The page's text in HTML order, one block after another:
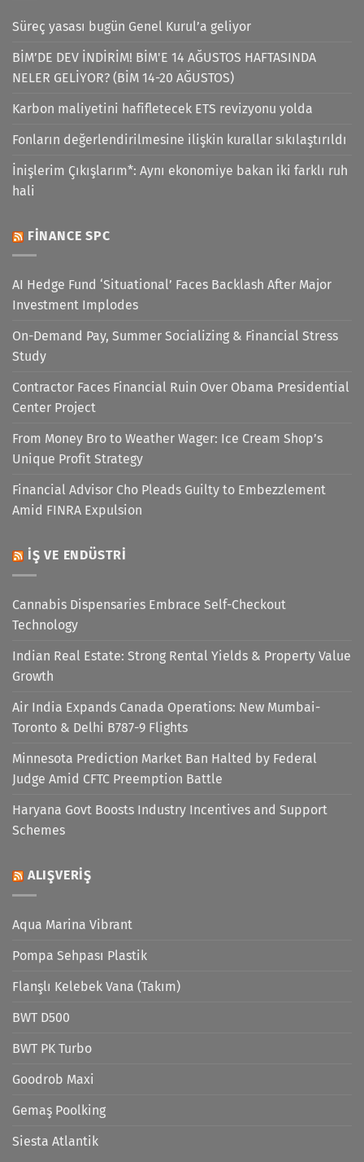
Süreç yasası bugün Genel Kurul’a geliyor
BİM’DE DEV İNDİRİM! BİM'E 14 AĞUSTOS HAFTASINDA
NELER GELİYOR? (BİM 14-20 AĞUSTOS)
Karbon maliyetini hafifletecek ETS revizyonu yolda
Fonların değerlendirilmesine ilişkin kurallar sıkılaştırıldı
İnişlerim Çıkışlarım*: Aynı ekonomiye bakan iki farklı ruh
hali
FINANCE SPC
AI Hedge Fund ‘Situational’ Faces Backlash After Major
Investment Implodes
On-Demand Pay, Summer Socializing & Financial Stress
Study
Contractor Faces Financial Ruin Over Obama Presidential
Center Project
From Money Bro to Weather Wager: Ice Cream Shop’s
Unique Profit Strategy
Financial Advisor Cho Pleads Guilty to Embezzlement
Amid FINRA Expulsion
İŞ VE ENDÜSTRI
Cannabis Dispensaries Embrace Self-Checkout
Technology
Indian Real Estate: Strong Rental Yields & Property Value
Growth
Air India Expands Canada Operations: New Mumbai-
Toronto & Delhi B787-9 Flights
Minnesota Prediction Market Ban Halted by Federal
Judge Amid CFTC Preemption Battle
Haryana Govt Boosts Industry Incentives and Support
Schemes
ALIŞVERIŞ
Aqua Marina Vibrant
Pompa Sehpası Plastik
Flanşlı Kelebek Vana (Takım)
BWT D500
BWT PK Turbo
Goodrob Maxi
Gemaş Poolking
Siesta Atlantik